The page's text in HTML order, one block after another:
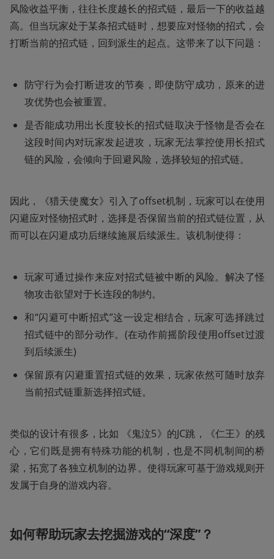
风险收益平衡，往往长度越长的招式链，最后一下的收益越
高。但当玩家处于某条招式链时，想要应对怪物的招式，会
打断当前的招式链，回到派生的起点。这带来了以下问题：
防守行为会打断进攻的节奏，即使防守成功，原来的进
攻优势也会被重置。
是否能成功用出长度较长的招式链取决于怪物是否会在
这段时间内对玩家发起进攻，玩家无法掌控使用长招式
链的风险，会倾向于回避风险，选择较短的招式链。
因此，《猎天使魔女》引入了offset机制，玩家可以在使用
闪避应对怪物招式时，选择是否保留当前的招式链位置，从
而可以在闪避成功后继续施展后续派生。该机制使得：
玩家可通过操作来应对招式链被中断的风险。解决了怪
物攻击欲望对于长连段的制约。
和“闪避可中断招式”这一设定相结合，玩家可选择跳过
招式链中的部分动作。(在动作前摇阶段使用offset过渡
到后续派生)
保留原有闪避重置招式链的效果，玩家依然可随时放弃
当前招式链重新选择招式链。
类似的设计有很多，比如 《鬼泣5》的JC跳，《仁王》的残
心，它们既是拥有特殊功能的机制，也是不同机制间的桥
梁，拓宽了各独立机制的边界。使得玩家可基于游戏规则开
发属于自身的游戏内容。
如何帮助玩家去挖掘游戏的“深度”？